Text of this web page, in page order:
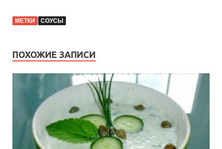
МЕТКИ СОУСЫ
ПОХОЖИЕ ЗАПИСИ